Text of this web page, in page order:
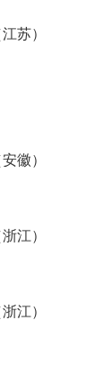
苏）
徽）
江）
江）